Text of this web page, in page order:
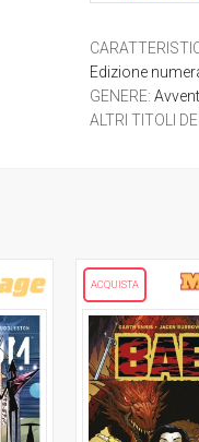
Edizione
GENERE:
ALTRI TITOLI
ACQUISTA